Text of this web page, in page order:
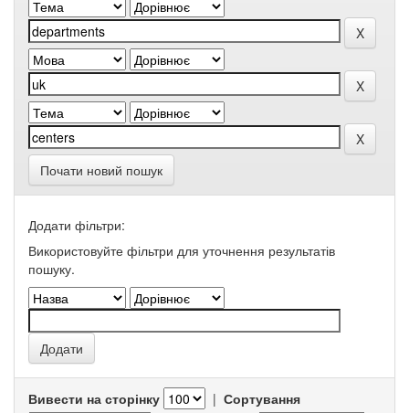
Почати новий пошук
Додати фільтри:
Використовуйте фільтри для уточнення результатів
пошуку.
Вивести на сторінку | Сортування